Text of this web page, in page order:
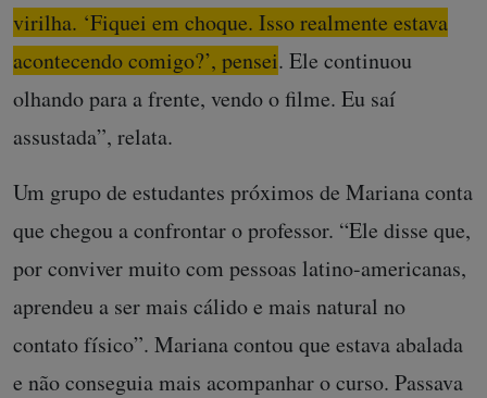
virilha. ‘Fiquei em choque. Isso realmente estava
acontecendo comigo?’, pensei. Ele continuou
olhando para a frente, vendo o filme. Eu saí
assustada”, relata.
Um grupo de estudantes próximos de Mariana conta
que chegou a confrontar o professor. “Ele disse que,
por conviver muito com pessoas latino-americanas,
aprendeu a ser mais cálido e mais natural no
contato físico”. Mariana contou que estava abalada
e não conseguia mais acompanhar o curso. Passava